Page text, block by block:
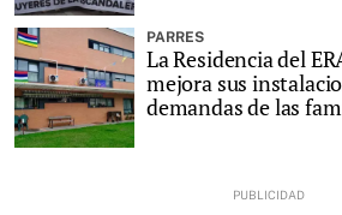
PARRES
La Residencia del
mejora sus
demandas de las